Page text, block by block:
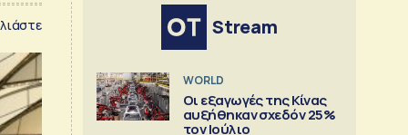
Stream
WORLD
Οι εξαγωγές της Κίνας
αυξήθηκαν σχεδόν 25%
τον Ιούλιο